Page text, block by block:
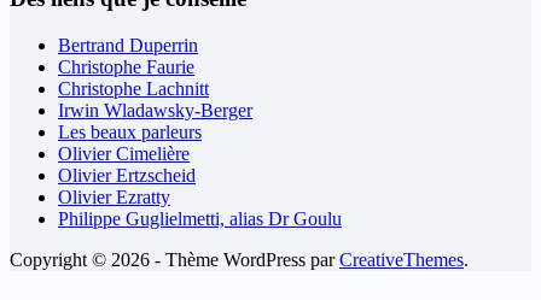
Bertrand Duperrin
Christophe Faurie
Christophe Lachnitt
Irwin Wladawsky-Berger
Les beaux parleurs
Olivier Cimelière
Olivier Ertzscheid
Olivier Ezratty
Philippe Guglielmetti, alias Dr Goulu
Copyright © 2026 - Thème WordPress parCreativeThemes.